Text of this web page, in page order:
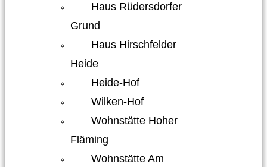
Haus Rüdersdorfer
Grund
Haus Hirschfelder
Heide
Heide-Hof
Wilken-Hof
Wohnstätte Hoher
Fläming
Wohnstätte Am